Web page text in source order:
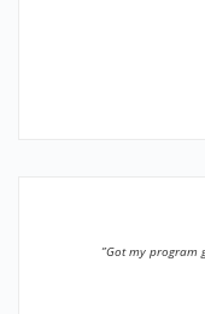
”Got my program